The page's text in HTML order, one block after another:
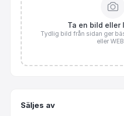
Ta en bild eller
Tydlig bild från sidan ger
eller
Säljes av